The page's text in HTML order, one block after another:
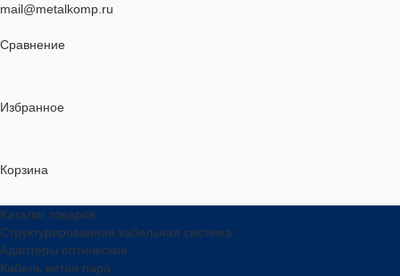
mail@metalkomp.ru
Сравнение
Избранное
Корзина
Каталог товаров
Структурированная кабельная система
Адаптеры оптические
Кабель витая пара